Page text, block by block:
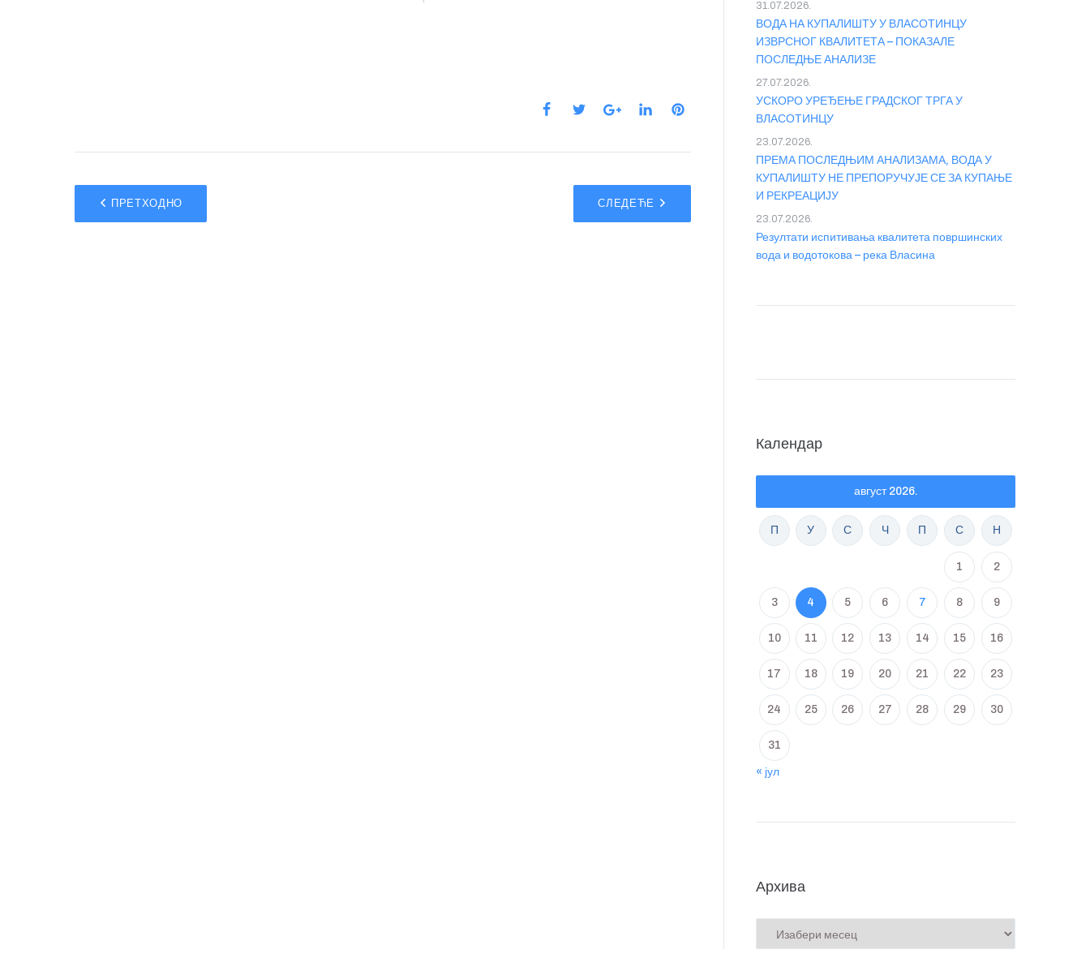
ПРЕТХОДНО СЛЕДЕЋЕ
ВОДА НА КУПАЛИШТУ У ВЛАСОТИНЦУ
ИЗВРСНОГ КВАЛИТЕТА – ПОКАЗАЛЕ
ПОСЛЕДЊЕ АНАЛИЗЕ
31.07.2026.
УСКОРО УРЕЂЕЊЕ ГРАДСКОГ ТРГА У
ВЛАСОТИНЦУ
27.07.2026.
ПРЕМА ПОСЛЕДЊИМ АНАЛИЗАМА, ВОДА У
КУПАЛИШТУ НЕ ПРЕПОРУЧУЈЕ СЕ ЗА КУПАЊЕ
И РЕКРЕАЦИЈУ
23.07.2026.
Резултати испитивања квалитета површинских
вода и водотокова – река Власина
23.07.2026.
Календар
август 2026.
П У С Ч П С Н
1 2
3 4 5 6 7 8 9
10 11 12 13 14 15 16
17 18 19 20 21 22 23
24 25 26 27 28 29 30
31
« јул
Архива